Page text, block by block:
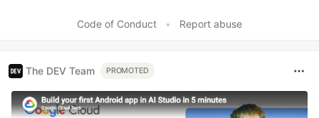
Code of Conduct • Report abuse
The DEV Team PROMOTED